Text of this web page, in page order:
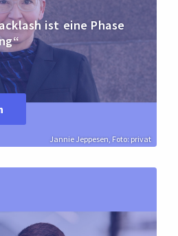
Jannie Jeppesen, Foto: privat
ist eine Phase